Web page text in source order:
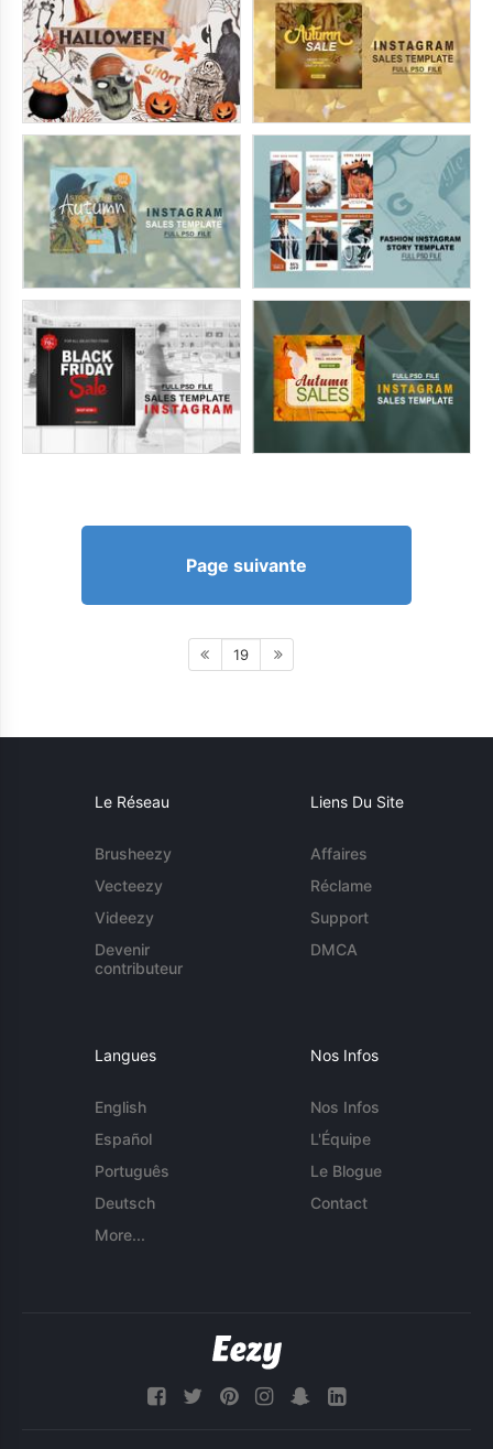
Page suivante
19
Le Réseau
Brusheezy
Vecteezy
Videezy
Devenir
contributeur
Liens Du Site
Affaires
Réclame
Support
DMCA
Langues
English
Español
Português
Deutsch
More...
Nos Infos
Nos Infos
L'Équipe
Le Blogue
Contact